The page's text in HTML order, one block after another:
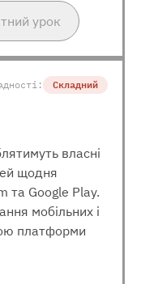
урок
Складний
власні
щодня
та Google Play.
мобільних і
платформи